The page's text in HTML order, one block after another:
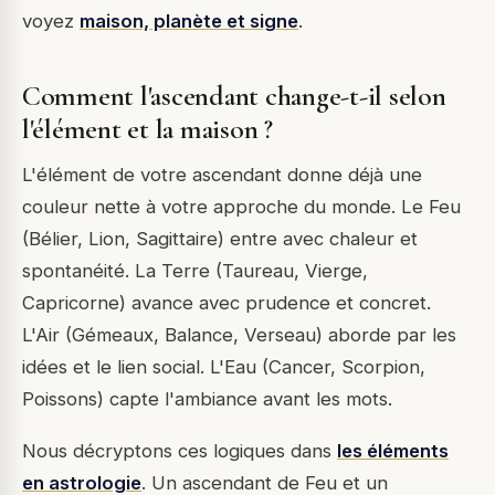
voyez maison, planète et signe.
Comment l'ascendant change-t-il selon
l'élément et la maison ?
L'élément de votre ascendant donne déjà une
couleur nette à votre approche du monde. Le Feu
(Bélier, Lion, Sagittaire) entre avec chaleur et
spontanéité. La Terre (Taureau, Vierge,
Capricorne) avance avec prudence et concret.
L'Air (Gémeaux, Balance, Verseau) aborde par les
idées et le lien social. L'Eau (Cancer, Scorpion,
Poissons) capte l'ambiance avant les mots.
Nous décryptons ces logiques dans les éléments
en astrologie. Un ascendant de Feu et un